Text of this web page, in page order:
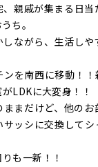
親戚が集まる日
ち。
ながら、生活し
を南西に移動！！
LDKに大変身！！
まだけど、他の
ッシに交換して
も一新！！